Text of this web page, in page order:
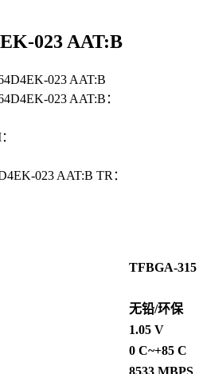
023 AAT:B
023 AAT:B
023 AAT:B：
023 AAT:B TR：
TFBGA-315
无铅/环保
1.05 V
0 C~+85 C
8533 MBPS